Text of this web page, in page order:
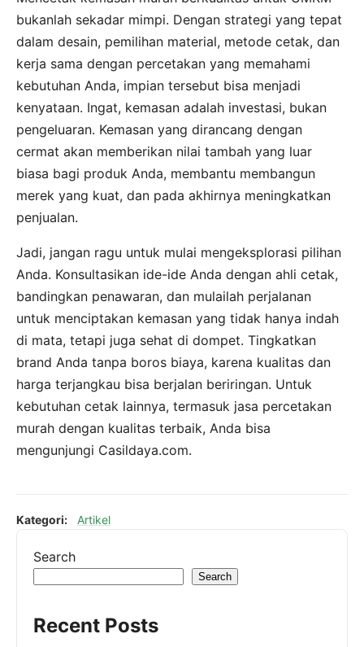
bukanlah sekadar mimpi. Dengan strategi yang tepat
dalam desain, pemilihan material, metode cetak, dan
kerja sama dengan percetakan yang memahami
kebutuhan Anda, impian tersebut bisa menjadi
kenyataan. Ingat, kemasan adalah investasi, bukan
pengeluaran. Kemasan yang dirancang dengan
cermat akan memberikan nilai tambah yang luar
biasa bagi produk Anda, membantu membangun
merek yang kuat, dan pada akhirnya meningkatkan
penjualan.
Jadi, jangan ragu untuk mulai mengeksplorasi pilihan
Anda. Konsultasikan ide-ide Anda dengan ahli cetak,
bandingkan penawaran, dan mulailah perjalanan
untuk menciptakan kemasan yang tidak hanya indah
di mata, tetapi juga sehat di dompet. Tingkatkan
brand Anda tanpa boros biaya, karena kualitas dan
harga terjangkau bisa berjalan beriringan. Untuk
kebutuhan cetak lainnya, termasuk jasa percetakan
murah dengan kualitas terbaik, Anda bisa
mengunjungi Casildaya.com.
Kategori: Artikel
Search
Search
Recent Posts